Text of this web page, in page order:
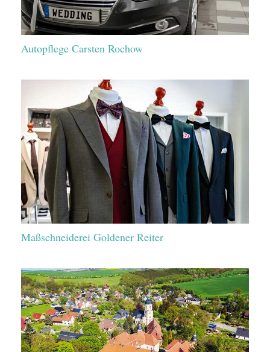
Autopflege Carsten Rochow
Maßschneiderei Goldener Reiter